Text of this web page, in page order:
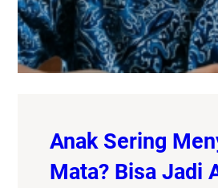
Anak Sering
Mata? Bisa Jadi